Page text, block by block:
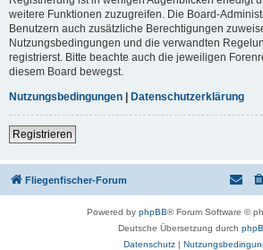
weitere Funktionen zuzugreifen. Die Board-
Benutzern auch zusätzliche Berechtigungen
Nutzungsbedingungen und die verwandten
registrierst. Bitte beachte auch die jeweiligen
diesem Board bewegst.
Nutzungsbedingungen
Datenschutzerklärung
Registrieren
Fliegenfischer-Forum
Powered by phpBB® Forum Software ©
Deutsche Übersetzung durch
Datenschutz|